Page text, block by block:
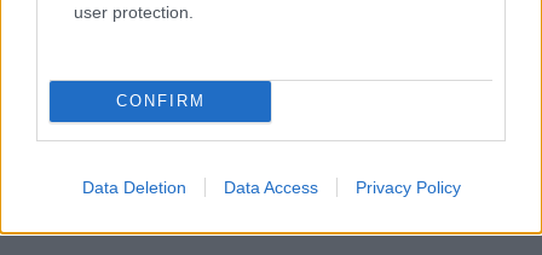
user protection.
CONFIRM
Data Deletion Data Access Privacy Policy
különdíjat vehettek át a nyertes épületek építészei a 2025. évi